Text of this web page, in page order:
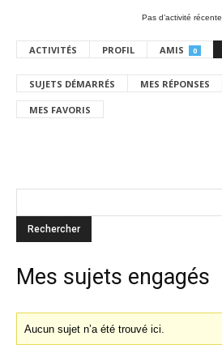
Pas d’activité récente
ACTIVITÉS PROFIL AMIS 0
SUJETS DÉMARRÉS MES RÉPONSES
MES FAVORIS
Mes sujets engagés
Aucun sujet n’a été trouvé ici.